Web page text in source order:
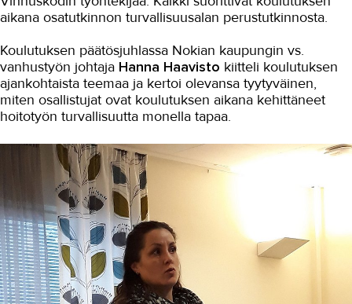
aikana osatutkinnon turvallisuusalan perustutkinnosta.
Koulutuksen päätösjuhlassa Nokian kaupungin vs.
vanhustyön johtaja Hanna Haavisto kiitteli koulutuksen
ajankohtaista teemaa ja kertoi olevansa tyytyväinen,
miten osallistujat ovat koulutuksen aikana kehittäneet
hoitotyön turvallisuutta monella tapaa.